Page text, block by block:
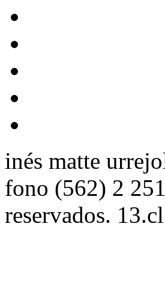
inés matte
fono (562) 2
reservados. 13.cl